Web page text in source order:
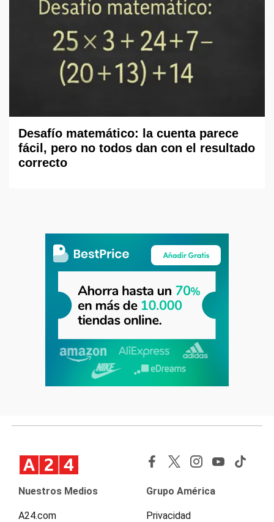
Desafío matemático: la cuenta parece
fácil, pero no todos dan con el resultado
correcto
Nuestros Medios
A24.com
Grupo América
Privacidad